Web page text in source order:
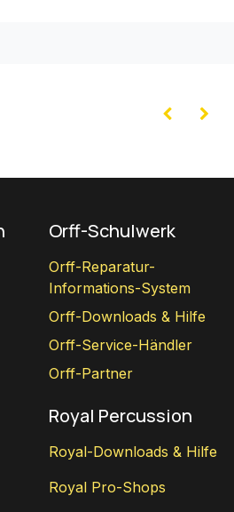
Orff-Schulwerk
Orff-Reparatur-
Informations-System
Orff-Downloads & Hilfe
Orff-Service-Händler
Orff-Partner
Royal Percussion
Royal-Downloads & Hilfe
Royal Pro-Shops